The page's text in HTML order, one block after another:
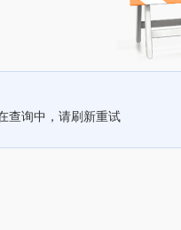
查询中，请刷新重试